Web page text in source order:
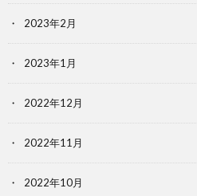
2023年2月
2023年1月
2022年12月
2022年11月
2022年10月